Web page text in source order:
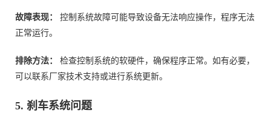
故障表现：
控制系统故障可能导致设备无法响应操作，程序无法
正常运行。
排除方法：
检查控制系统的软硬件，确保程序正常。如有必要，
可以联系厂家技术支持或进行系统更新。
5. 刹车系统问题